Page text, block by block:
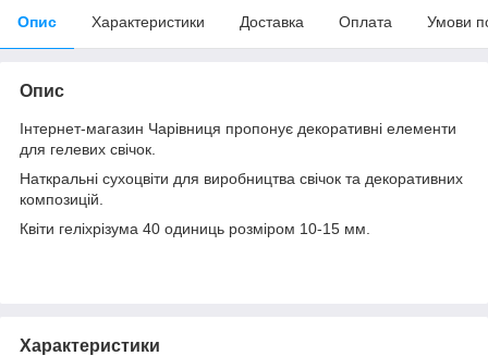
Опис Характеристики Доставка Оплата Умови
Опис
Інтернет-магазин Чарівниця пропонує декоративні елементи
для гелевих свічок.
Наткральні сухоцвіти для виробництва свічок та декоративних
композицій.
Квіти геліхрізума 40 одиниць розміром 10-15 мм.
Характеристики